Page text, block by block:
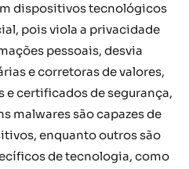
dispositivos tecnológicos
pois viola a privacidade
pessoais, desvia
e corretoras de valores,
e certificados de segurança,
malwares são capazes de
enquanto outros são
de tecnologia, como